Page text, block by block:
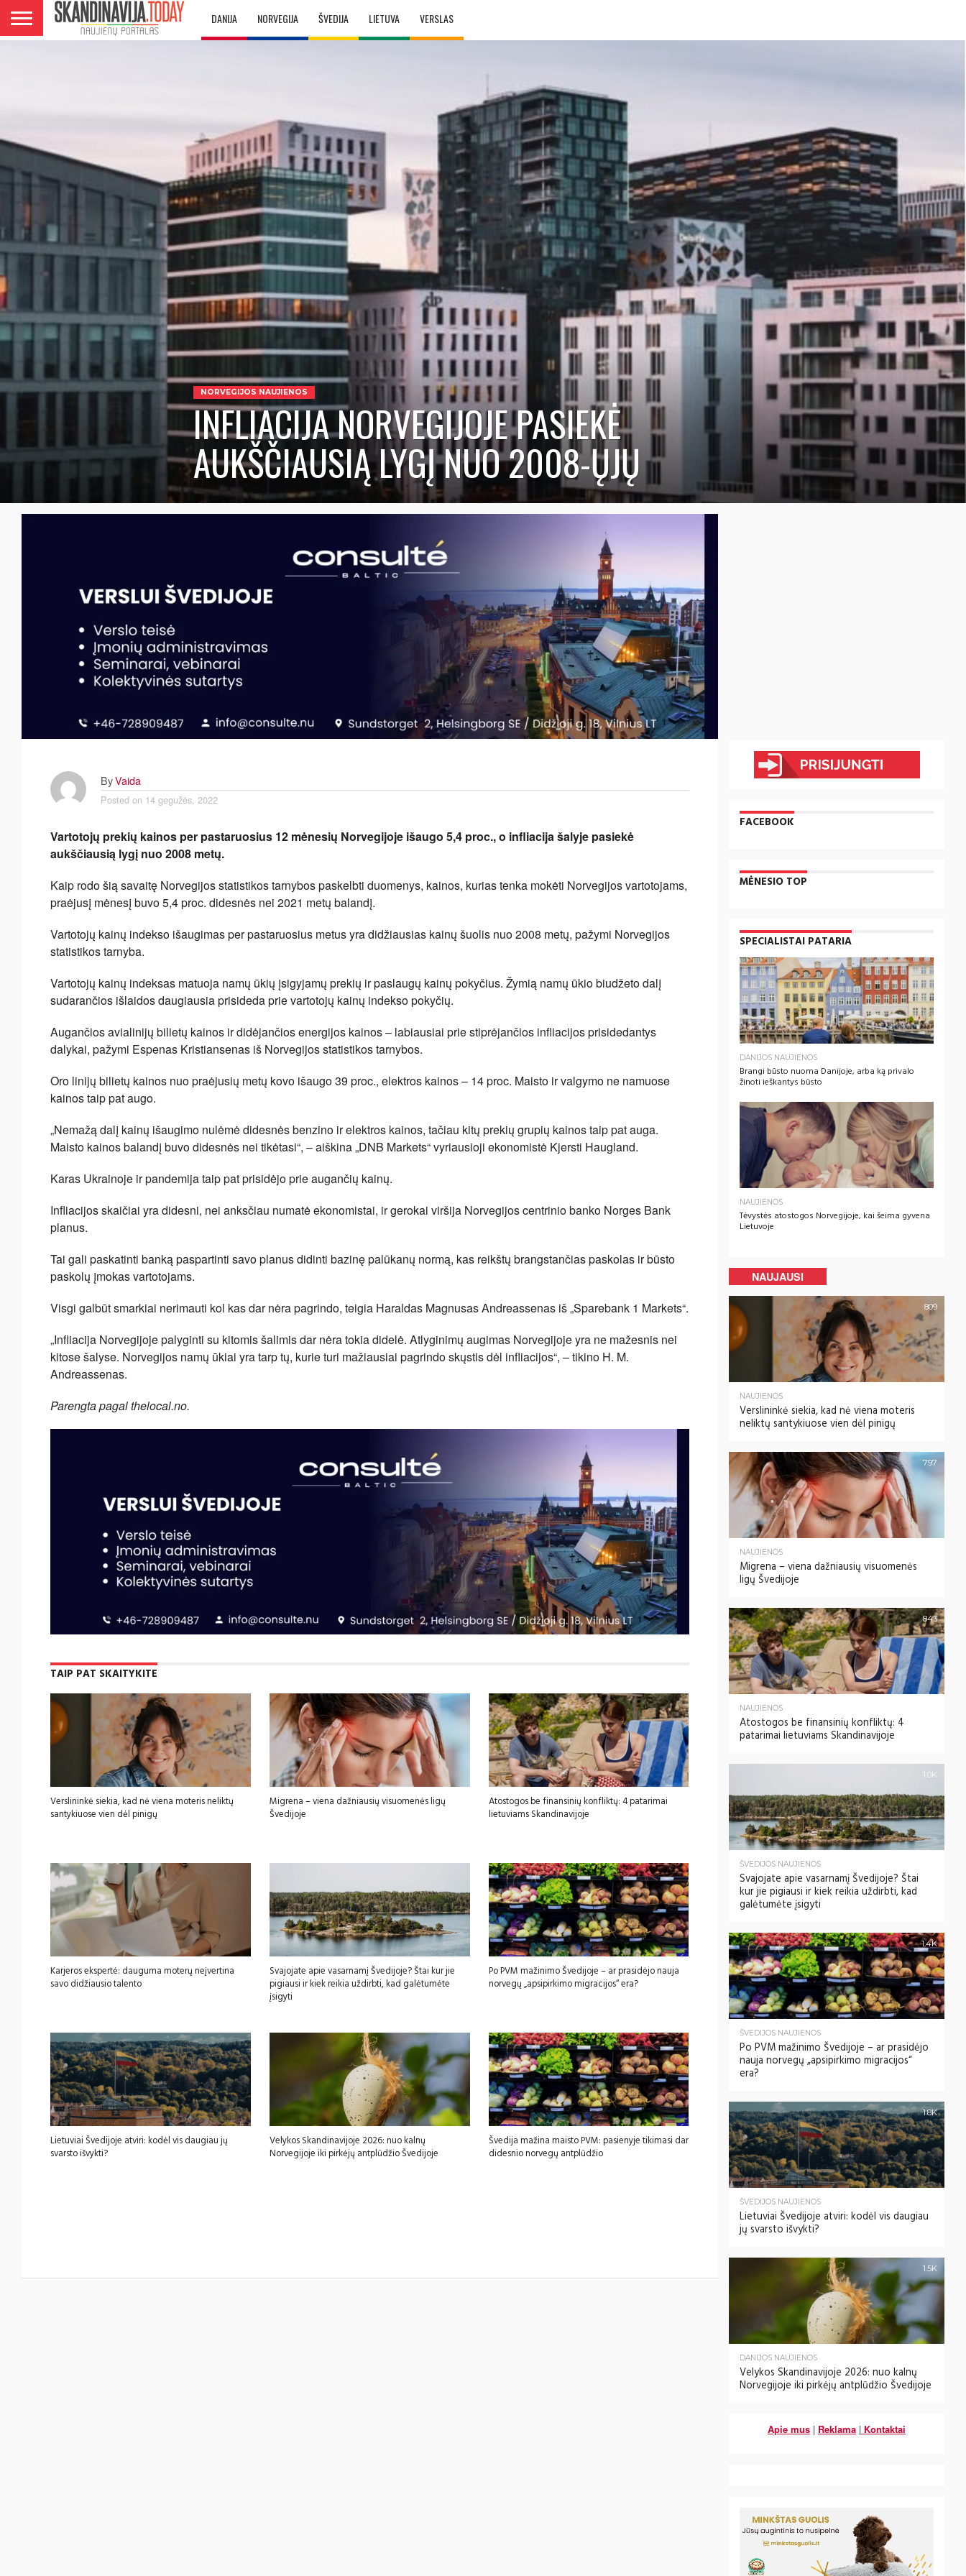
DANIJA NORVEGIJA ŠVEDIJA LIETUVA VERSLAS
NORVEGIJOS NAUJIENOS
INFLIACIJA NORVEGIJOJE PASIEKĖ
AUKŠČIAUSIĄ LYGĮ NUO 2008-ŲJŲ
ByVaida
Posted on 14 gegužės, 2022
Vartotojų prekių kainos per pastaruosius 12 mėnesių Norvegijoje išaugo 5,4 proc., o infliacija šalyje pasiekė
aukščiausią lygį nuo 2008 metų.
Kaip rodo šią savaitę Norvegijos statistikos tarnybos paskelbti duomenys, kainos, kurias tenka mokėti Norvegijos vartotojams,
praėjusį mėnesį buvo 5,4 proc. didesnės nei 2021 metų balandį.
Vartotojų kainų indekso išaugimas per pastaruosius metus yra didžiausias kainų šuolis nuo 2008 metų, pažymi Norvegijos
statistikos tarnyba.
Vartotojų kainų indeksas matuoja namų ūkių įsigyjamų prekių ir paslaugų kainų pokyčius. Žymią namų ūkio biudžeto dalį
sudarančios išlaidos daugiausia prisideda prie vartotojų kainų indekso pokyčių.
Augančios avialinijų bilietų kainos ir didėjančios energijos kainos – labiausiai prie stiprėjančios infliacijos prisidedantys
dalykai, pažymi Espenas Kristiansenas iš Norvegijos statistikos tarnybos.
Oro linijų bilietų kainos nuo praėjusių metų kovo išaugo 39 proc., elektros kainos – 14 proc. Maisto ir valgymo ne namuose
kainos taip pat augo.
„Nemažą dalį kainų išaugimo nulėmė didesnės benzino ir elektros kainos, tačiau kitų prekių grupių kainos taip pat auga.
Maisto kainos balandį buvo didesnės nei tikėtasi“, – aiškina „DNB Markets“ vyriausioji ekonomistė Kjersti Haugland.
Karas Ukrainoje ir pandemija taip pat prisidėjo prie augančių kainų.
Infliacijos skaičiai yra didesni, nei anksčiau numatė ekonomistai, ir gerokai viršija Norvegijos centrinio banko Norges Bank
planus.
Tai gali paskatinti banką paspartinti savo planus didinti bazinę palūkanų normą, kas reikštų brangstančias paskolas ir būsto
paskolų įmokas vartotojams.
Visgi galbūt smarkiai nerimauti kol kas dar nėra pagrindo, teigia Haraldas Magnusas Andreassenas iš „Sparebank 1 Markets“.
„Infliacija Norvegijoje palyginti su kitomis šalimis dar nėra tokia didelė. Atlyginimų augimas Norvegijoje yra ne mažesnis nei
kitose šalyse. Norvegijos namų ūkiai yra tarp tų, kurie turi mažiausiai pagrindo skųstis dėl infliacijos“, – tikino H. M.
Andreassenas.
Parengta pagal thelocal.no.
TAIP PAT SKAITYKITE
Verslininkė siekia, kad nė viena moteris neliktų
santykiuose vien dėl pinigų
Migrena – viena dažniausių visuomenės ligų
Švedijoje
Atostogos be finansinių konfliktų: 4 patarimai
lietuviams Skandinavijoje
Karjeros ekspertė: dauguma moterų neįvertina
savo didžiausio talento
Svajojate apie vasarnamį Švedijoje? Štai kur jie
pigiausi ir kiek reikia uždirbti, kad galėtumėte
įsigyti
Po PVM mažinimo Švedijoje – ar prasidėjo nauja
norvegų „apsipirkimo migracijos“ era?
Lietuviai Švedijoje atviri: kodėl vis daugiau jų
svarsto išvykti?
Velykos Skandinavijoje 2026: nuo kalnų
Norvegijoje iki pirkėjų antplūdžio Švedijoje
Švedija mažina maisto PVM: pasienyje tikimasi dar
didesnio norvegų antplūdžio
FACEBOOK
MĖNESIO TOP
SPECIALISTAI PATARIA
DANIJOS NAUJIENOS
Brangi būsto nuoma Danijoje, arba ką privalo
žinoti ieškantys būsto
NAUJIENOS
Tėvystės atostogos Norvegijoje, kai šeima gyvena
Lietuvoje
NAUJAUSI
809
NAUJIENOS
Verslininkė siekia, kad nė viena moteris
neliktų santykiuose vien dėl pinigų
797
NAUJIENOS
Migrena – viena dažniausių visuomenės
ligų Švedijoje
843
NAUJIENOS
Atostogos be finansinių konfliktų: 4
patarimai lietuviams Skandinavijoje
1.0K
ŠVEDIJOS NAUJIENOS
Svajojate apie vasarnamį Švedijoje? Štai
kur jie pigiausi ir kiek reikia uždirbti, kad
galėtumėte įsigyti
1.4K
ŠVEDIJOS NAUJIENOS
Po PVM mažinimo Švedijoje – ar prasidėjo
nauja norvegų „apsipirkimo migracijos“
era?
1.8K
ŠVEDIJOS NAUJIENOS
Lietuviai Švedijoje atviri: kodėl vis daugiau
jų svarsto išvykti?
1.5K
DANIJOS NAUJIENOS
Velykos Skandinavijoje 2026: nuo kalnų
Norvegijoje iki pirkėjų antplūdžio Švedijoje
Apie mus | Reklama | Kontaktai